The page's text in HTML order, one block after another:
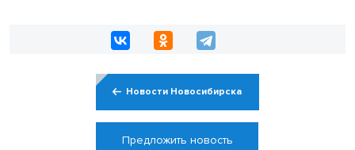
Новости Новосибирска
Предложить новость